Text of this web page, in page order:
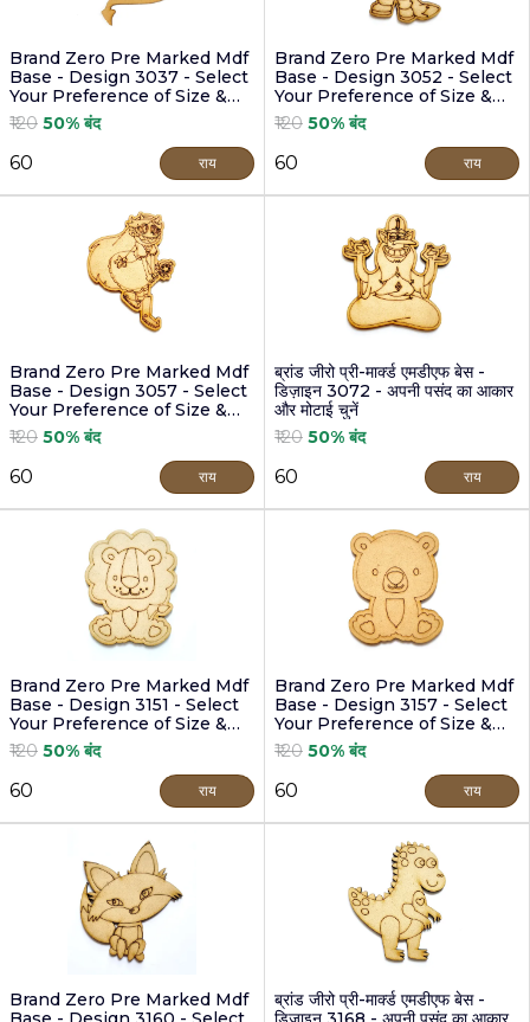
Brand Zero Pre Marked Mdf
Base - Design 3037 - Select
Your Preference of Size &
Thickness
₹120 50% बंद
₹60 राय
Brand Zero Pre Marked Mdf
Base - Design 3052 - Select
Your Preference of Size &
Thickness
₹120 50% बंद
₹60 राय
Brand Zero Pre Marked Mdf
Base - Design 3057 - Select
Your Preference of Size &
Thickness
₹120 50% बंद
₹60 राय
ब्रांड जीरो प्री-मार्क्ड एमडीएफ बेस -
डिज़ाइन 3072 - अपनी पसंद का आकार
और मोटाई चुनें
₹120 50% बंद
₹60 राय
Brand Zero Pre Marked Mdf
Base - Design 3151 - Select
Your Preference of Size &
Thickness
₹120 50% बंद
₹60 राय
Brand Zero Pre Marked Mdf
Base - Design 3157 - Select
Your Preference of Size &
Thickness
₹120 50% बंद
₹60 राय
Brand Zero Pre Marked Mdf
ब्रांड जीरो प्री-मार्क्ड एमडीएफ बेस -